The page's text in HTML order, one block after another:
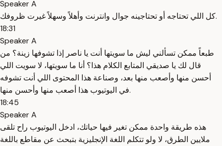
Speaker A
كل اللي تحتاجه أو تحتاجينه جوال وانترنت وأهلاً وسهلاً غيرت ظروفك.
18:31
Speaker A
طبعاً ممكن تسألني ليش ما سويتها أنت يا ناصر إذا تشوفها زينة؟ من
قال لك يا صديقي المتابع الكلام هذا؟ أنا ما سويتها، لا سويت اللي
أحسن منها وأصعب منها بعد، وصناعة هذا المحتوى اللي أنت تشوفه
في اليوتيوب هذا أصعب منها وأحسن منها.
18:45
Speaker A
هذه طريقة واحدة ممكن تغير فيها حياتك، ادخل اليوتيوب راح تلقى
ملايين الطرق، لا ولو تتكلم اللغة الإنجليزية بتبحث عن مقاطع باللغة